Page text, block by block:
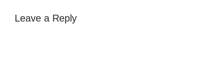
Leave a Reply